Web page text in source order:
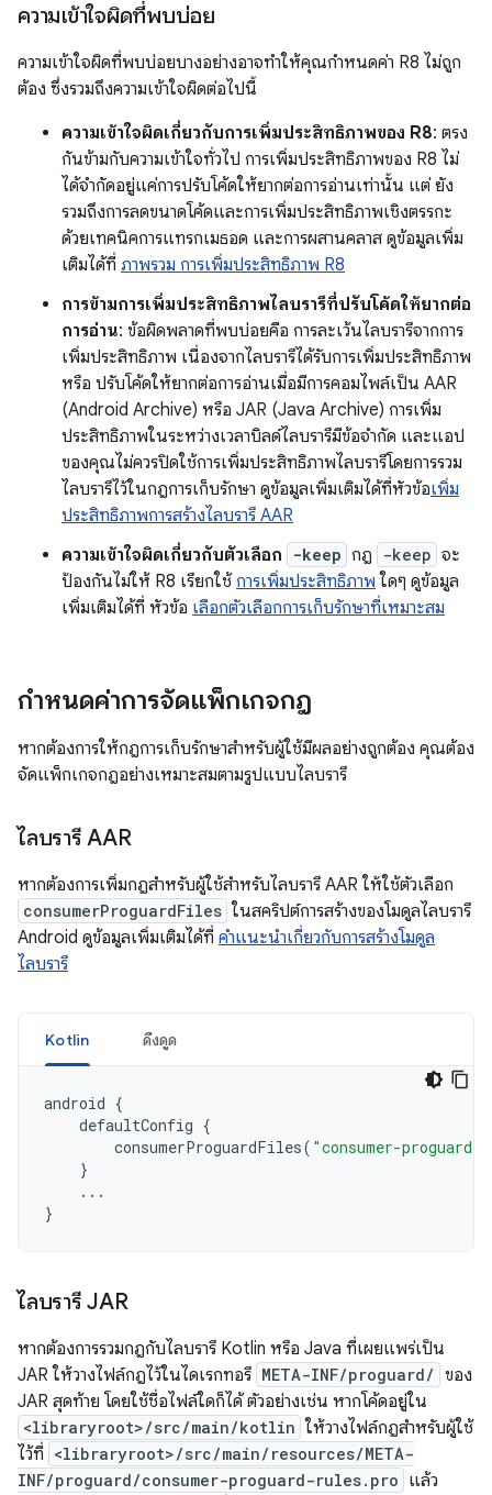
ความเข้าใจผิดที่พบบ่อย
ความเข้าใจผิดที่พบบ่อยบางอย่างอาจทำให้คุณกำหนดค่า R8 ไม่ถูก
ต้อง ซึ่งรวมถึงความเข้าใจผิดต่อไปนี้
ความเข้าใจผิดเกี่ยวกับการเพิ่มประสิทธิภาพของ R8: ตรง
กันข้ามกับความเข้าใจทั่วไป การเพิ่มประสิทธิภาพของ R8 ไม่
ได้จำกัดอยู่แค่การปรับโค้ดให้ยากต่อการอ่านเท่านั้น แต่ ยัง
รวมถึงการลดขนาดโค้ดและการเพิ่มประสิทธิภาพเชิงตรรกะ
ด้วยเทคนิคการแทรกเมธอด และการผสานคลาส ดูข้อมูลเพิ่ม
เติมได้ที่ ภาพรวม การเพิ่มประสิทธิภาพ R8
การข้ามการเพิ่มประสิทธิภาพไลบรารีที่ปรับโค้ดให้ยากต่อ
การอ่าน: ข้อผิดพลาดที่พบบ่อยคือ การละเว้นไลบรารีจากการ
เพิ่มประสิทธิภาพ เนื่องจากไลบรารีได้รับการเพิ่มประสิทธิภาพ
หรือ ปรับโค้ดให้ยากต่อการอ่านเมื่อมีการคอมไพล์เป็น AAR
(Android Archive) หรือ JAR (Java Archive) การเพิ่ม
ประสิทธิภาพในระหว่างเวลาบิลด์ไลบรารีมีข้อจำกัด และแอป
ของคุณไม่ควรปิดใช้การเพิ่มประสิทธิภาพไลบรารีโดยการรวม
ไลบรารีไว้ในกฎการเก็บรักษา ดูข้อมูลเพิ่มเติมได้ที่หัวข้อเพิ่ม
ประสิทธิภาพการสร้างไลบรารี AAR
ความเข้าใจผิดเกี่ยวกับตัวเลือก
-keep กฎ -keep จะ
ป้องกันไม่ให้ R8 เรียกใช้ การเพิ่มประสิทธิภาพ ใดๆ ดูข้อมูล
เพิ่มเติมได้ที่ หัวข้อ เลือกตัวเลือกการเก็บรักษาที่เหมาะสม
กำหนดค่าการจัดแพ็กเกจกฎ
หากต้องการให้กฎการเก็บรักษาสำหรับผู้ใช้มีผลอย่างถูกต้อง คุณต้อง
จัดแพ็กเกจกฎอย่างเหมาะสมตามรูปแบบไลบรารี
ไลบรารี AAR
หากต้องการเพิ่มกฎสำหรับผู้ใช้สำหรับไลบรารี AAR ให้ใช้ตัวเลือก
consumerProguardFiles ในสคริปต์การสร้างของโมดูลไลบรารี
Android ดูข้อมูลเพิ่มเติมได้ที่ คำแนะนำเกี่ยวกับการสร้างโมดูล
ไลบรารี
Kotlin ดึงดูด
android {
defaultConfig {
consumerProguardFiles( "consumer-
}
...
}
ไลบรารี JAR
หากต้องการรวมกฎกับไลบรารี Kotlin หรือ Java ที่เผยแพร่เป็น
JAR ให้วางไฟล์กฎไว้ในไดเรกทอรี META-INF/proguard/ ของ
JAR สุดท้าย โดยใช้ชื่อไฟล์ใดก็ได้ ตัวอย่างเช่น หากโค้ดอยู่ใน
<libraryroot>/src/main/kotlin ให้วางไฟล์กฎสำหรับผู้ใช้
ไว้ที่ <libraryroot>/src/main/resources/META-
INF/proguard/consumer-proguard-rules.pro แล้ว